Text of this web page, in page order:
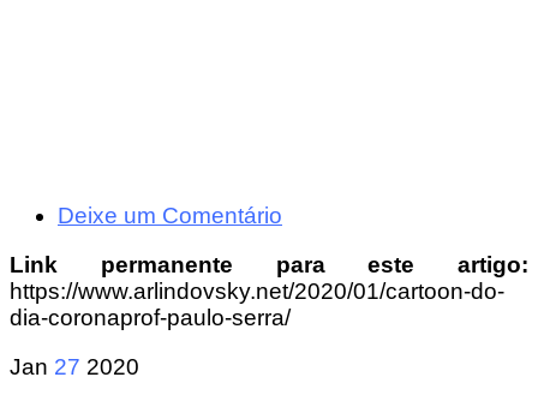
Deixe um Comentário
Link permanente para este artigo:
https://www.arlindovsky.net/2020/01/cartoon-do-
dia-coronaprof-paulo-serra/
Jan 27 2020